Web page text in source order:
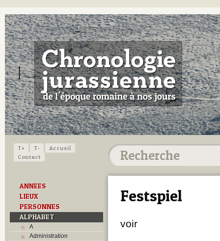
T+ T-
Accueil
Contact
ANNEES
LIEUX
PERSONNES
ALPHABET
A
Administration
Festspiel
voir